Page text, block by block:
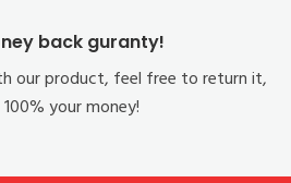
back guranty!
our product, feel free to return it,
your money!